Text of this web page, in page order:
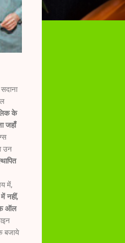
के
जहाँ
उन
में,
नहीं,
ऑल
बजाये